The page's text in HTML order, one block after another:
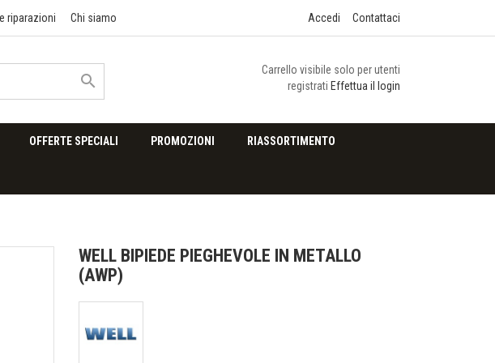
riparazioni Chi siamo Accedi Contattaci

Carrello visibile solo per utenti
registrati Effettua il login
OFFERTE SPECIALI PROMOZIONI RIASSORTIMENTO
WELL BIPIEDE PIEGHEVOLE IN METALLO
(AWP)